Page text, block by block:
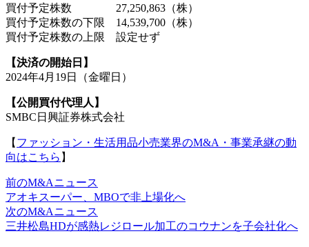
買付予定株数 27,250,863（株）
買付予定株数の下限 14,539,700（株）
買付予定株数の上限 設定せず
【決済の開始日】
2024年4月19日（金曜日）
【公開買付代理人】
SMBC日興証券株式会社
【 ファッション・生活用品小売業界のM&A・事業承継の動
向はこちら 】
前のM&Aニュース
アオキスーパー、MBOで非上場化へ
次のM&Aニュース
三井松島HDが感熱レジロール加工のコウナンを子会社化へ